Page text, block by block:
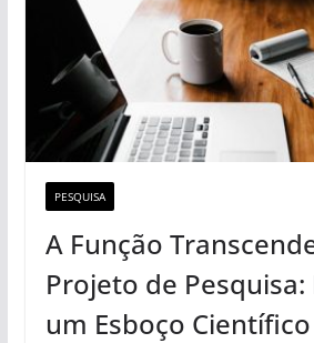
PESQUISA
A Função
Projeto de Pesquisa:
um Esboço Científico